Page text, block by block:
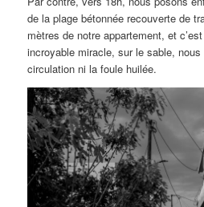
de la plage bétonnée recouverte de
mètres de notre appartement, et
incroyable miracle, sur le sable, nous
circulation ni la foule huilée.